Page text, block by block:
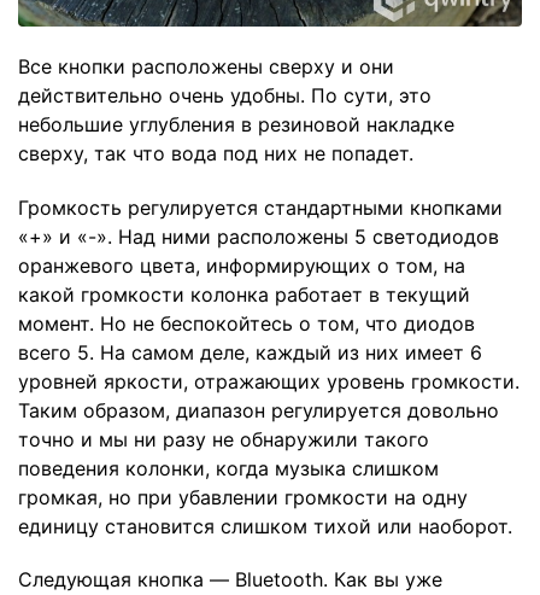
Все кнопки расположены сверху и они
действительно очень удобны. По сути, это
небольшие углубления в резиновой накладке
сверху, так что вода под них не попадет.
Громкость регулируется стандартными кнопками
«+» и «-». Над ними расположены 5 светодиодов
оранжевого цвета, информирующих о том, на
какой громкости колонка работает в текущий
момент. Но не беспокойтесь о том, что диодов
всего 5. На самом деле, каждый из них имеет 6
уровней яркости, отражающих уровень громкости.
Таким образом, диапазон регулируется довольно
точно и мы ни разу не обнаружили такого
поведения колонки, когда музыка слишком
громкая, но при убавлении громкости на одну
единицу становится слишком тихой или наоборот.
Следующая кнопка — Bluetooth. Как вы уже